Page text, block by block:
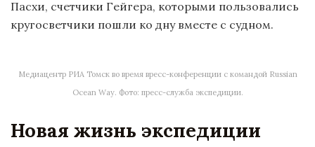
Пасхи, счетчики Гейгера, которыми пользовались
кругосветчики пошли ко дну вместе с судном.
Медиацентр РИА Томск во время вресс-конференции с командой Russian
Ocean Way. Фото: пресс-служба экспедиции.
Новая жизнь экспедиции